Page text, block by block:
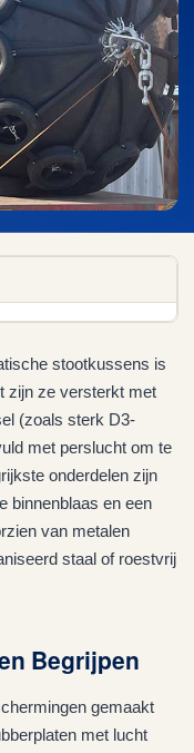
stootkussens is
zijn ze versterkt met
(zoals sterk D3-
met perslucht om te
onderdelen zijn
binnenblaas en een
van metalen
staal of roestvrij
Begrijpen
gemaakt
met lucht